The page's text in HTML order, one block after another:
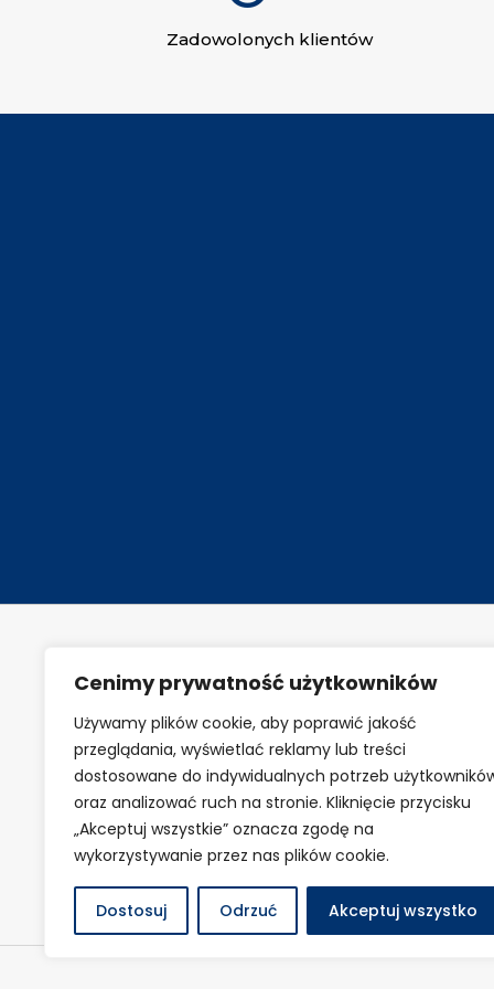
Cenimy prywatność użytkowników
Używamy plików cookie, aby poprawić jakość
przeglądania, wyświetlać reklamy lub treści
dostosowane do indywidualnych potrzeb
oraz analizować ruch na stronie. Kliknięcie przycisku
„Akceptuj wszystkie” oznacza zgodę na
wykorzystywanie przez nas plików cookie.
Dostosuj Odrzuć Akceptuj wszystko
Zadowolonych klientów